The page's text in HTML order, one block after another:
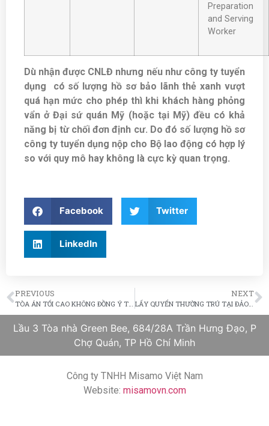
Preparation
and Serving
Worker
Dù nhận được CNLĐ nhưng nếu như công ty tuyển
dụng có số lượng hồ sơ bảo lãnh thẻ xanh vượt
quá hạn mức cho phép thì khi khách hàng phỏng
vẩn ở Đại sứ quán Mỹ (hoặc tại Mỹ) đều có khả
năng bị từ chối đơn định cư. Do đó số lượng hồ sơ
công ty tuyển dụng nộp cho Bộ lao động có hợp lý
so với quy mô hay không là cực kỳ quan trọng.
Facebook Twitter
LinkedIn
PREVIOUS NEXT
LẤY QUYỂN THƯỜNG TRÚ TẠI ĐẢO SÍP (P2)
Lầu 3 Tòa nhà Green Bee, 684/28A Trần Hưng Đạo, P
Chợ Quán, TP Hồ Chí Minh
Công ty TNHH Misamo Việt Nam
Website: misamovn.com